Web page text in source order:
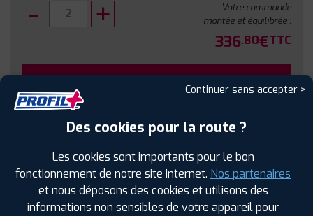
Votre commande
montée et équilibrée :
336.80€TTC
Sous réserve de disponibilité en agence
SPÉCIFICATIONS AVIS CLIENTS ÉTIQUETAGE
Continuer sans accepter >
Des cookies pour la route ?
Les cookies sont importants pour le bon
fonctionnement de notre site internet. Nos partenaires
et nous déposons des cookies et utilisons des
informations non sensibles de votre appareil pour